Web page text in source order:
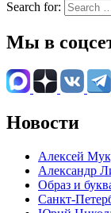
Search for:
Мы в
Новости
Алексей
Александр
Образ и
Санкт-